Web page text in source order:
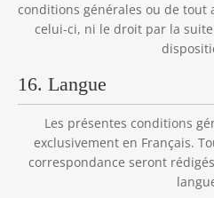
conditions générales ou de tout
celui-ci, ni le droit par la
16. Langue
Les présentes conditions
exclusivement en Français.
correspondance seront